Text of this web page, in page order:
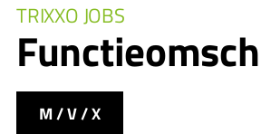
TRIXXO JOBS
M / V / X